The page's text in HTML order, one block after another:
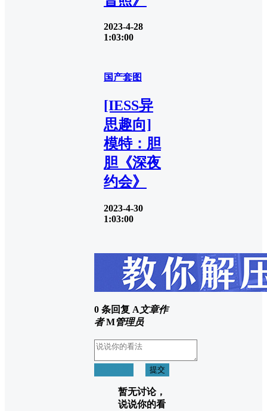
2023-4-28
1:03:00
国产套图
[IESS异
思趣向]
模特：胆
胆《深夜
约会》
2023-4-30
1:03:00
0 条回复 A文章作
者 M管理员
提交
暂无讨论，
说说你的看